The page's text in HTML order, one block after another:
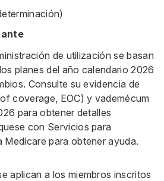
de utilización se basan
planes del año calendario 2026
Consulte su evidencia de
coverage, EOC) y vademécum
para obtener detalles
con Servicios para
Medicare para obtener ayuda.
aplican a los miembros inscritos